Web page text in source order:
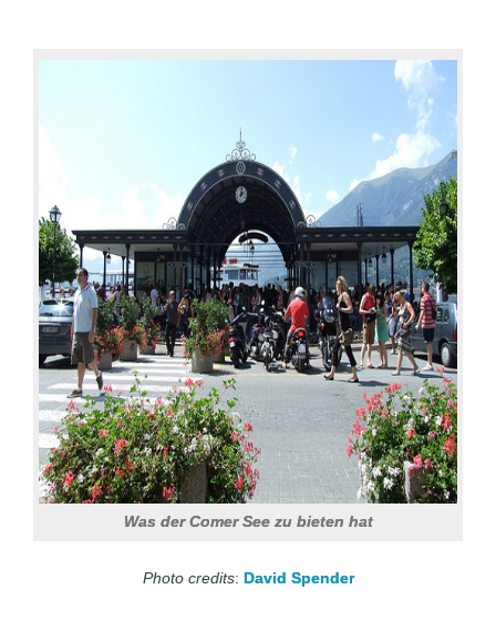
Was der Comer See zu bieten hat
Photo credits: David Spender